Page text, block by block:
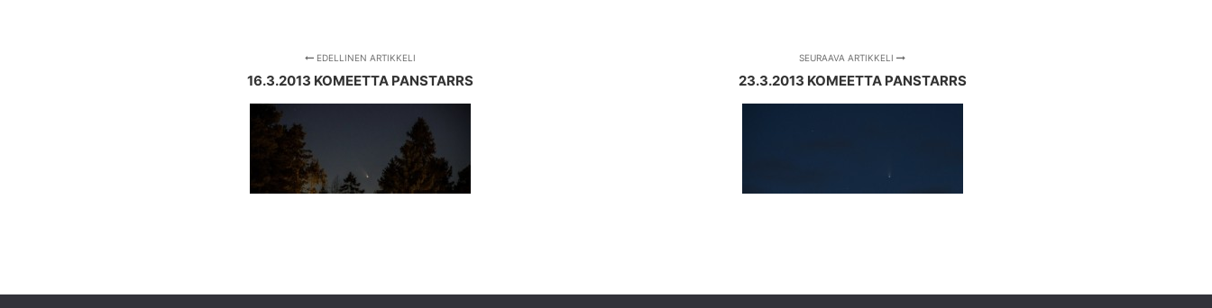
EDELLINEN ARTIKKELI
16.3.2013 KOMEETTA PANSTARRS
SEURAAVA ARTIKKELI
23.3.2013 KOMEETTA PANSTARRS